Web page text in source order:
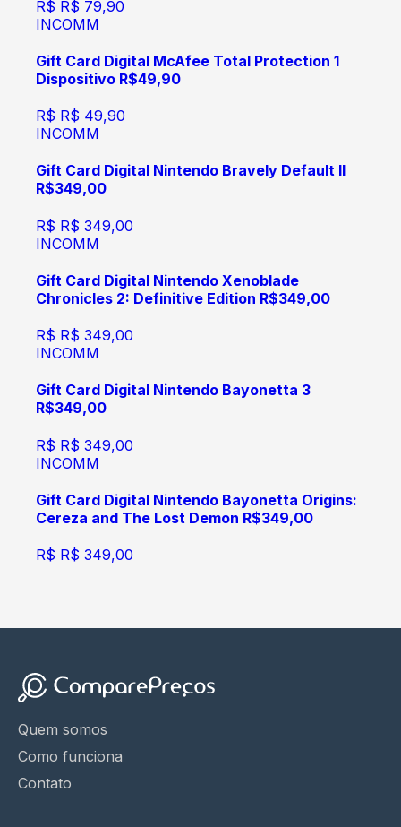
R$ R$ 79,90
INCOMM
Gift Card Digital McAfee Total Protection 1
Dispositivo R$49,90
R$ R$ 49,90
INCOMM
Gift Card Digital Nintendo Bravely Default II
R$349,00
R$ R$ 349,00
INCOMM
Gift Card Digital Nintendo Xenoblade
Chronicles 2: Definitive Edition R$349,00
R$ R$ 349,00
INCOMM
Gift Card Digital Nintendo Bayonetta 3
R$349,00
R$ R$ 349,00
INCOMM
Gift Card Digital Nintendo Bayonetta Origins:
Cereza and The Lost Demon R$349,00
R$ R$ 349,00
Quem somos
Como funciona
Contato